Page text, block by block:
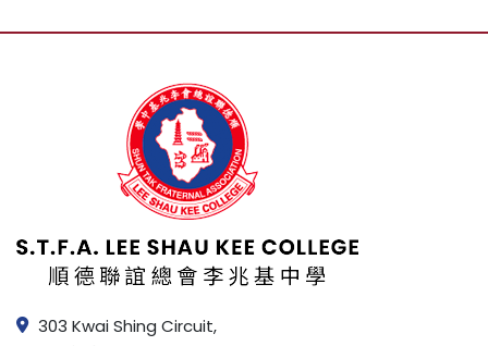
303 Kwai Shing Circuit,